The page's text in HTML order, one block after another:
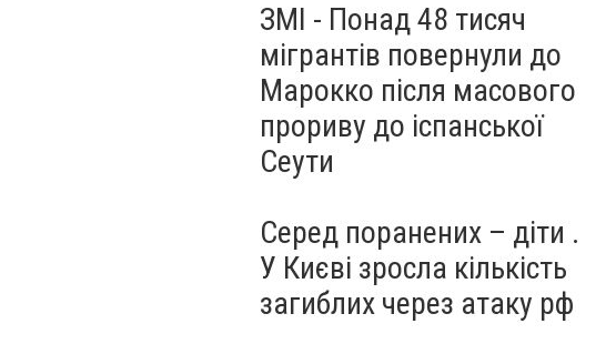
ЗМІ - Понад 48 тисяч
мігрантів повернули до
Марокко після масового
прориву до іспанської
Сеути
Серед поранених – діти .
У Києві зросла кількість
загиблих через атаку рф